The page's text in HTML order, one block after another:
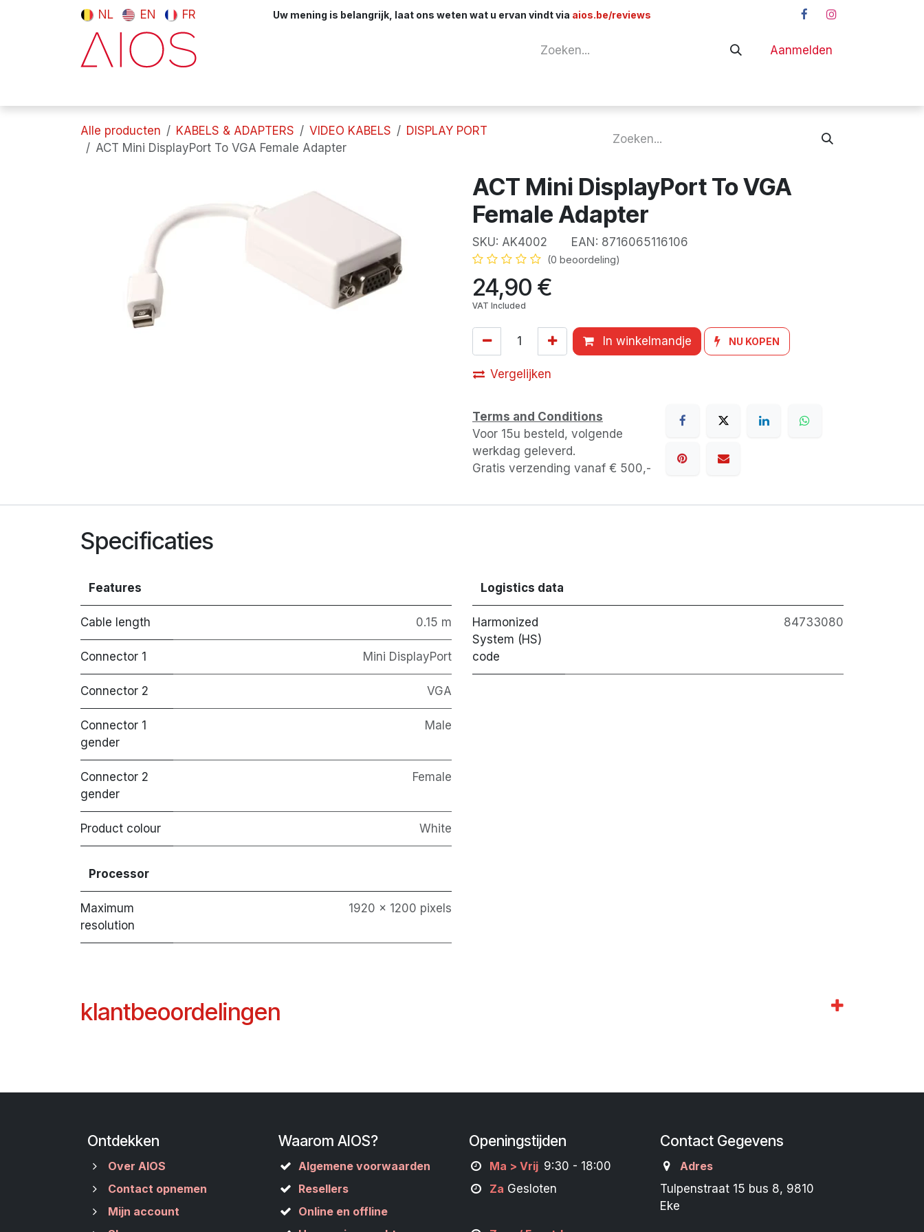
Overslaan naar inhoud
NL EN FR Uw mening is belangrijk, laat ons weten wat u ervan vindt via aios.be/reviews
Aanmelden
Alle producten KABELS & ADAPTERS VIDEO KABELS
DISPLAY PORT
ACT Mini DisplayPort To VGA Female Adapter
ACT Mini DisplayPort To VGA
Female Adapter
SKU: AK4002 EAN: 8716065116106
(0 beoordeling)
24,90 €
VAT Included
In winkelmandje NU KOPEN
Vergelijken
Terms and Conditions
Voor 15u besteld, volgende
werkdag geleverd.
Gratis verzending vanaf € 500,-
Specificaties
Features
Cable length 0.15 m
Connector 1 Mini DisplayPort
Connector 2 VGA
Connector 1
gender
Male
Connector 2
gender
Female
Product colour White
Logistics data
Harmonized
System (HS)
code
84733080
Processor
Maximum
resolution
1920 x 1200 pixels
klantbeoordelingen
Ontdekken
Over AIOS
Contact opnemen
Mijn account
Waarom AIOS?
Algemene voorwaarden
Resellers
Online en offline
Openingstijden
Ma > Vrij 9:30 - 18:00
Za Gesloten
Contact Gegevens
Adres
Tulpenstraat 15 bus 8, 9810
Eke